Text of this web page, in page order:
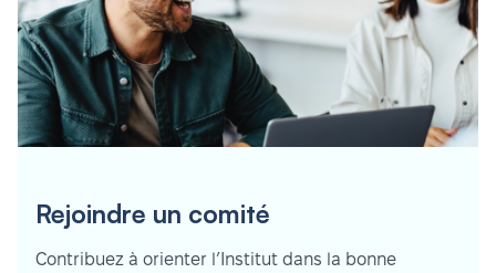
Rejoindre un comité
Contribuez à orienter l’Institut dans la bonne